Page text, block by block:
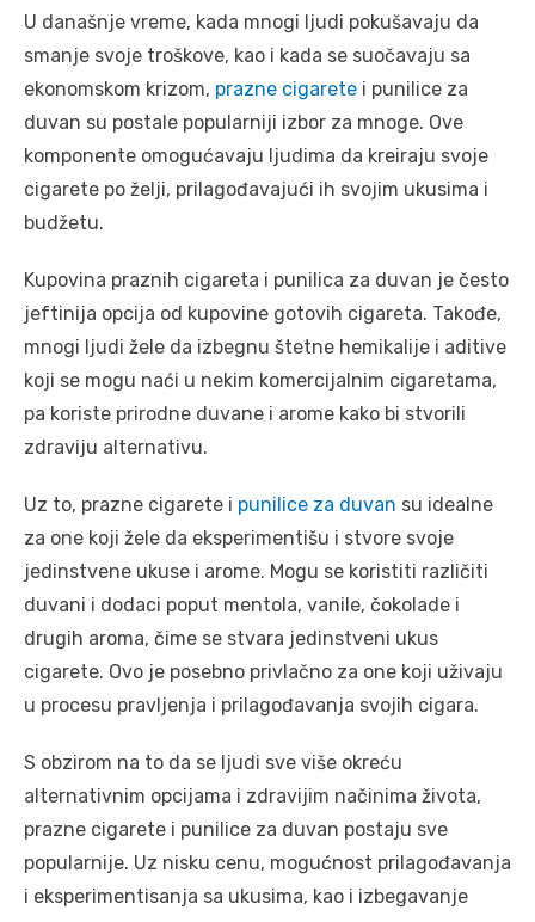
U današnje vreme, kada mnogi ljudi pokušavaju da
smanje svoje troškove, kao i kada se suočavaju sa
ekonomskom krizom, prazne cigarete i punilice za
duvan su postale popularniji izbor za mnoge. Ove
komponente omogućavaju ljudima da kreiraju svoje
cigarete po želji, prilagođavajući ih svojim ukusima i
budžetu.
Kupovina praznih cigareta i punilica za duvan je često
jeftinija opcija od kupovine gotovih cigareta. Takođe,
mnogi ljudi žele da izbegnu štetne hemikalije i aditive
koji se mogu naći u nekim komercijalnim cigaretama,
pa koriste prirodne duvane i arome kako bi stvorili
zdraviju alternativu.
Uz to, prazne cigarete i punilice za duvan su idealne
za one koji žele da eksperimentišu i stvore svoje
jedinstvene ukuse i arome. Mogu se koristiti različiti
duvani i dodaci poput mentola, vanile, čokolade i
drugih aroma, čime se stvara jedinstveni ukus
cigarete. Ovo je posebno privlačno za one koji uživaju
u procesu pravljenja i prilagođavanja svojih cigara.
S obzirom na to da se ljudi sve više okreću
alternativnim opcijama i zdravijim načinima života,
prazne cigarete i punilice za duvan postaju sve
popularnije. Uz nisku cenu, mogućnost prilagođavanja
i eksperimentisanja sa ukusima, kao i izbegavanje